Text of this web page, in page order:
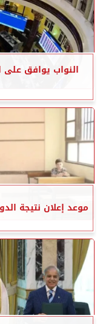
النواب يوافق على
موعد إعلان نتيجة